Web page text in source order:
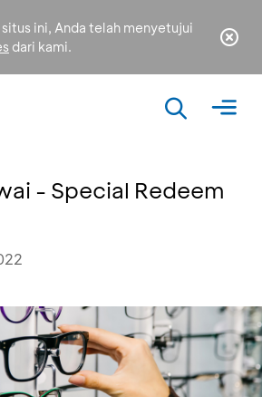
ini, Anda telah menyetujui
dari kami.
- Special Redeem